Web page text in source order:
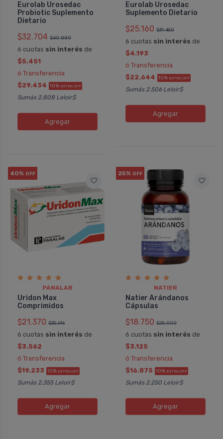
Eurolab Urosedac
Probiotic Suplemento
Dietario
$32.704 $40.880
6 cuotas sin interés de
$5.451
ó Transferencia
$29.434 10% EXTRA OFF
Sumás 2.808 Leloir$
Agregar
Eurolab Urosedac
Suplemento Dietario
$25.160 $31.450
6 cuotas sin interés de
$4.193
ó Transferencia
$22.644 10% EXTRA OFF
Sumás 2.506 Leloir$
Agregar
40% OFF
PANALAB
Uridon Max
Comprimidos
$21.370 $35.616
6 cuotas sin interés de
$3.562
ó Transferencia
$19.233 10% EXTRA OFF
Sumás 2.355 Leloir$
Agregar
25% OFF
NATIER
Natier Arándanos
Cápsulas
$18.750 $25.000
6 cuotas sin interés de
$3.125
ó Transferencia
$16.875 10% EXTRA OFF
Sumás 2.250 Leloir$
Agregar